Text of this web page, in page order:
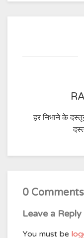
हर निभाने के
0 Comments
Leave a Reply
You must be